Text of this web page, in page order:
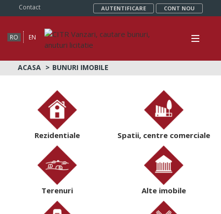
Contact AUTENTIFICARE CONT NOU
RO EN
ACASA BUNURI IMOBILE
Rezidentiale Spatii, centre comerciale
Terenuri Alte imobile